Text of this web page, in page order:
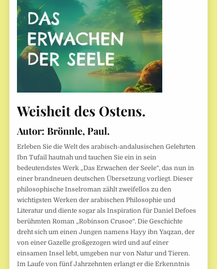
Weisheit des Ostens.
Autor: Brönnle, Paul.
Erleben Sie die Welt des arabisch-andalusischen Gelehrten
Ibn Tufail hautnah und tauchen Sie ein in sein
bedeutendstes Werk „Das Erwachen der Seele“, das nun in
einer brandneuen deutschen Übersetzung vorliegt. Dieser
philosophische Inselroman zählt zweifellos zu den
wichtigsten Werken der arabischen Philosophie und
Literatur und diente sogar als Inspiration für Daniel Defoes
berühmten Roman „Robinson Crusoe“. Die Geschichte
dreht sich um einen Jungen namens Hayy ibn Yaqzan, der
von einer Gazelle großgezogen wird und auf einer
einsamen Insel lebt, umgeben nur von Natur und Tieren.
Im Laufe von fünf Jahrzehnten erlangt er die Erkenntnis